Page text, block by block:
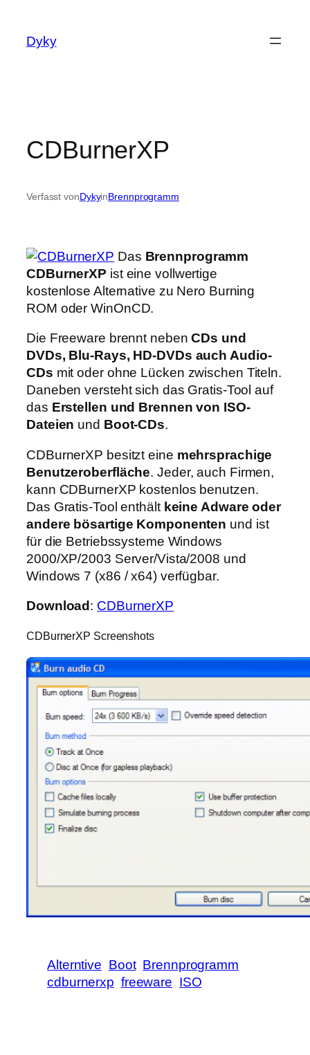
springen
Dyky
CDBurnerXP
Verfasst vonDykyinBrennprogramm
Das Brennprogramm
CDBurnerXP ist eine vollwertige
kostenlose Alternative zu Nero Burning
ROM oder WinOnCD.
Die Freeware brennt nebenCDs und
DVDs, Blu-Rays, HD-DVDs auch Audio-
CDs mit oder ohne Lücken zwischen Titeln.
Daneben versteht sich das Gratis-Tool auf
das Erstellen und Brennen von ISO-
Dateien und Boot-CDs.
CDBurnerXP besitzt eine mehrsprachige
Benutzeroberfläche. Jeder, auch Firmen,
kann CDBurnerXP kostenlos benutzen.
Das Gratis-Tool enthält keine Adware oder
andere bösartige Komponenten und ist
für die Betriebssysteme Windows
2000/XP/2003 Server/Vista/2008 und
Windows 7 (x86 / x64) verfügbar.
Download : CDBurnerXP
CDBurnerXP Screenshots
Alterntive Boot Brennprogramm
cdburnerxp freeware ISO